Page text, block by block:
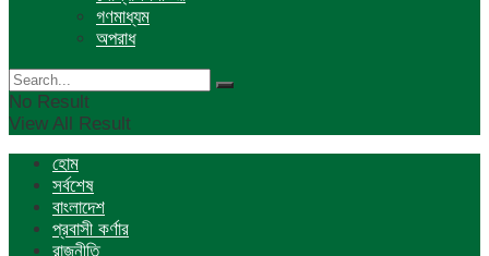
গণমাধ্যম
অপরাধ
No Result
View All Result
হোম
সর্বশেষ
বাংলাদেশ
প্রবাসী কর্ণার
রাজনীতি